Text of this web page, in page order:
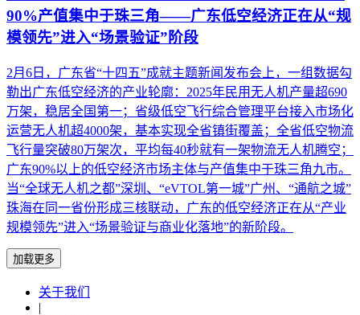
90%产值集中于珠三角——广东低空经济正在从“规
模领先”进入“场景验证”阶段
2月6日，广东省“十四五”成就主题新闻发布会上，一组数据勾
勒出广东低空经济的产业轮廓：2025年民用无人机产量超690
万架，稳居全国第一；省级低空飞行综合管理平台接入市场化
运营无人机超4000架，基本实现全省镇街覆盖；全省低空物流
飞行量突破80万架次，平均每40秒就有一架物流无人机腾空；
广东90%以上的低空经济市场主体与产值集中于珠三角九市。
当“全球无人机之都”深圳、“eVTOL第一城”广州、“通航之城”
珠海在同一省份形成三核联动，广东的低空经济正在从“产业
规模领先”进入“场景验证与商业化落地”的新阶段。
加载更多
关于我们
|